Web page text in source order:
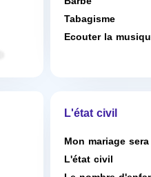
Tabagisme
Ecouter la
L'état civil
Mon mariage sera
L'état civil